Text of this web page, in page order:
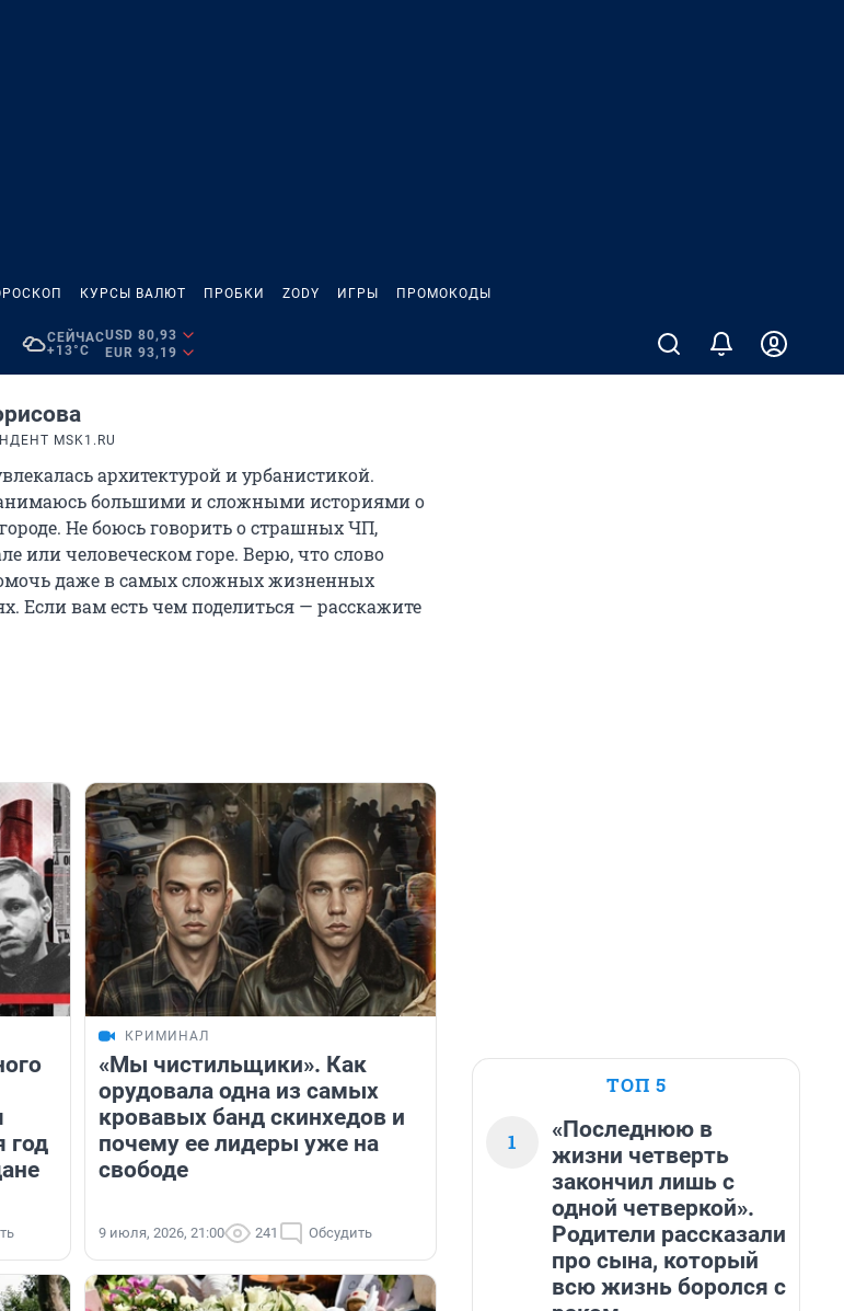
КУРСЫ ВАЛЮТ ПРОБКИ ZODY ИГРЫ ПРОМОКОДЫ
СЕЙЧАС
+13°C
USD 80,93
EUR 93,19
MSK1.RU
архитектурой и урбанистикой.
большими и сложными историями о
Не боюсь говорить о страшных ЧП,
или человеческом горе. Верю, что слово
даже в самых сложных жизненных
Если вам есть чем поделиться — расскажите
год
КРИМИНАЛ
«Мы чистильщики». Как
орудовала одна из самых
кровавых банд скинхедов и
почему ее лидеры уже на
свободе
9 июля, 2026, 21:00 241 Обсудить
ТОП 5
1
«Последнюю в
жизни четверть
закончил лишь с
одной четверкой».
Родители рассказали
про сына, который
всю жизнь боролся с